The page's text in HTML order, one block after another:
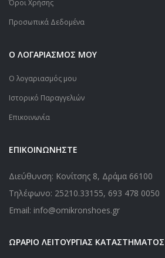
Όροι Χρήσης
Προσωπικά Δεδομένα
Ο ΛΟΓΑΡΙΑΣΜΟΣ ΜΟΥ
Ο λογαριασμός μου
Ιστορικό Παραγγελιών
Επικοινωνία
ΕΠΙΚΟΙΝΩΝΗΣΤΕ
Διεύθυνση: Κονίτσης 8, Δράμα 66100
Τηλέφωνο: 25210.33155, 693 478 0050
Email: info@omikronshoes.gr
ΩΡΑΡΙΟ ΛΕΙΤΟΥΡΓΙΑΣ ΚΑΤΑΣΤΗΜΑΤΟΣ